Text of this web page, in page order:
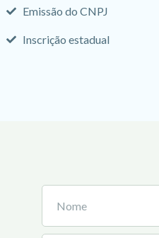
Emissão do CNPJ
Inscrição estadual